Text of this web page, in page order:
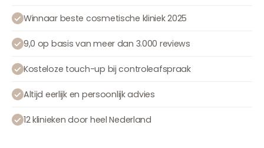
Winnaar beste cosmetische kliniek 2025
9,0 op basis van meer dan 3.000 reviews
Kosteloze touch-up bij controleafspraak
Altijd eerlijk en persoonlijk advies
12 klinieken door heel Nederland